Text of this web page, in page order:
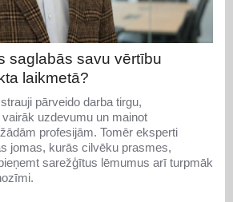
saglabās savu vērtību
laikmetā?
pārveido darba tirgu,
uzdevumu un mainot
profesijām. Tomēr eksperti
jomas, kurās cilvēku prasmes,
sarežģītus lēmumus arī turpmāk